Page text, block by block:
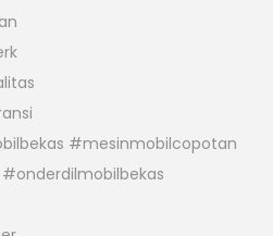
#mesinmobilcopotan